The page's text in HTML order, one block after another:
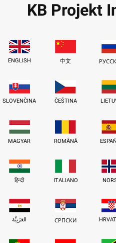
KB Projekt
ENGLISH 中文
SLOVENČINA ČEŠTINA
MAGYAR ROMÂNĂ
हिन्दी ITALIANO
العَرَبِيَّة СРПСКИ